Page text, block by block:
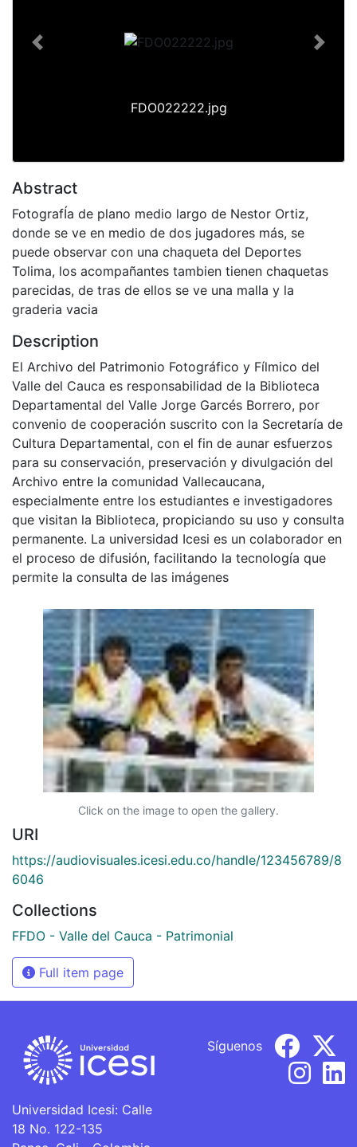
FDO022222.jpg
Previous Next
Abstract
FotografÍa de plano medio largo de Nestor Ortiz,
donde se ve en medio de dos jugadores más, se
puede observar con una chaqueta del Deportes
Tolima, los acompañantes tambien tienen chaquetas
parecidas, de tras de ellos se ve una malla y la
graderia vacia
Description
El Archivo del Patrimonio Fotográfico y Fílmico del
Valle del Cauca es responsabilidad de la Biblioteca
Departamental del Valle Jorge Garcés Borrero, por
convenio de cooperación suscrito con la Secretaría de
Cultura Departamental, con el fin de aunar esfuerzos
para su conservación, preservación y divulgación del
Archivo entre la comunidad Vallecaucana,
especialmente entre los estudiantes e investigadores
que visitan la Biblioteca, propiciando su uso y consulta
permanente. La universidad Icesi es un colaborador en
el proceso de difusión, facilitando la tecnología que
permite la consulta de las imágenes
Click on the image to open the gallery.
URI
https://audiovisuales.icesi.edu.co/handle/123456789/8
6046
Collections
FFDO - Valle del Cauca - Patrimonial
Full item page
Universidad Icesi: Calle
18 No. 122-135
Síguenos